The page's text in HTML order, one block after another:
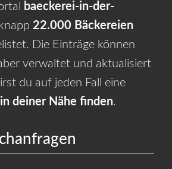
baeckerei-in-der-
22.000 Bäckereien
Die Einträge können
verwaltet und aktualisiert
du auf jeden Fall eine
deiner Nähe finden.